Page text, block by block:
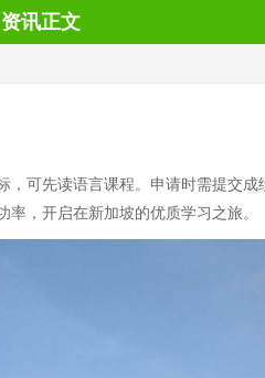
资讯正文
，可先读语言课程。申请时需提交
，开启在新加坡的优质学习之旅。